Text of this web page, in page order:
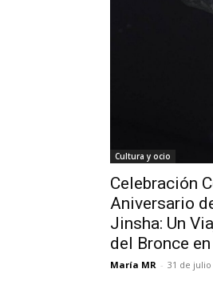
Cultura y ocio
Celebración
Aniversario
Jinsha: Un
del Bronce
María MR - 31 de julio